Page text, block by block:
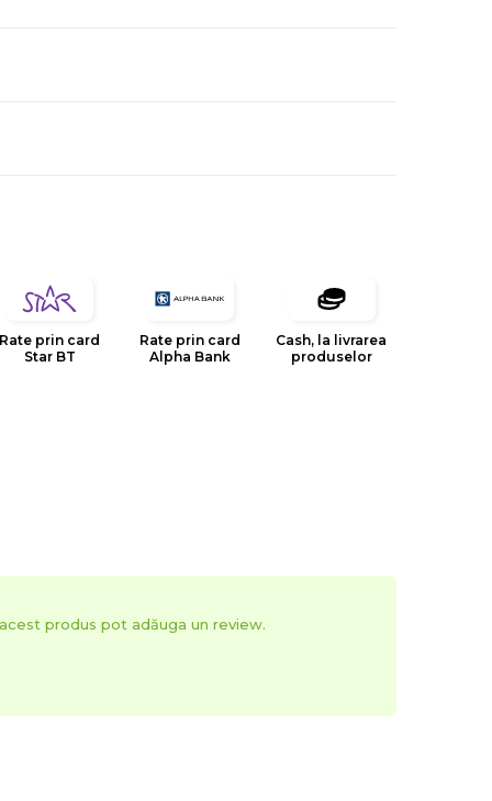
Rate prin card
Star BT
Rate prin card
Alpha Bank
Cash, la livrarea
produselor
produs pot adăuga un review.